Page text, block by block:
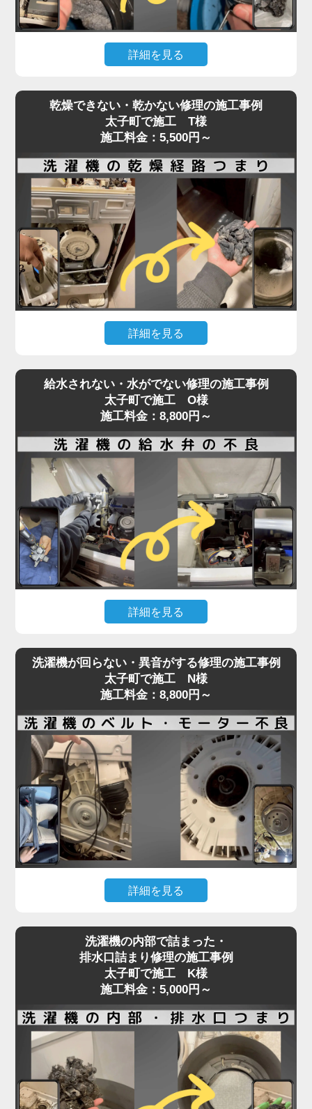
詳細を見る
くなった場合、内部に詰まった汚れや異物が原因で
あることが少なくありません。
排水口や排水フィルターの清掃で改善しない場合、
洗濯機内部のホースやポンプ部分に詰まりが起きて
いる可能性が高く、分解作業が必要となる専門的な
修理が求められます。実際の現場では、ホコリ・洗
剤カス・髪の毛などが固まり、水の流れを完全に塞
いでいることも。
排水エラーや脱水中の停止などの症状が出た場合、
無理に使用を続けるとモーターや基板の故障につな
がり、修理費用が高額になるリスクもあります。
「家電の達人」では、こうした内部詰まりの除去や
排水系統の点検・修理を最短即日で対応可能。
実に原因を特定し、適切な処置を行います。
排水・脱水のトラブルは、ぜひお早めにご相談くだ
乾燥できない・乾かない修理の施工事例
太子町で施工 T様
施工料金：5,500円～
詳細を見る
といった症状が出た場合、原因の多くは乾燥経路の
奥に溜まったホコリや汚れです。
フィルターを掃除しても改善しないときは、手の届
かない乾燥ダクト内部やヒートポンプ周辺に汚れが
詰まっている可能性が高く、自力での対応が難しい
状態です。
実際の現場では、数年分のホコリや繊維クズが乾燥
経路を完全に塞ぎ、熱風が循環できず乾燥が不完全
になるケースが多数見られます。
そのまま放置すると、ヒートポンプの故障や基板へ
の負担にもつながり、最悪の場合高額修理や買い替
えの原因にもなります。「家電の達人」では、ドラ
ム式洗濯機の乾燥不良トラブルに対し、分解による
ニングを実施。
最短即日対応で、内部の詰まりを根本から取り除
き、乾燥力をしっかり回復させます。
乾かないと感じたら、お早めにプロの手での点検・
洗浄をご検討ください。
給水されない・水がでない修理の施工事例
太子町で施工 O様
施工料金：8,800円～
詳細を見る
ロしか出ないといった症状は、「蛇口は開いている
のに洗濯が始まらない」状態として、多くのお客様
からご相談をいただくトラブルのひとつです。
この原因の多くは、洗濯機内部の給水弁（電磁弁）
に異常があることがほとんど。
経年劣化や水垢・異物による詰まり、内部のダイヤ
フラム部品の不良などが原因で、水の流れが制限さ
れてしまいます。
「家電の達人」では、こうした給水トラブルに対し
て、分解点検による給水弁の動作確認と部品交換を
行い、正常な給水機能を回復させます。
機種や年式に応じた適切な部品を使用し、交換では
なく清掃・調整で済むケースにも柔軟に対応。
ながり、家事全体がストップしてしまいます。水が
出ない・出方が弱いなどの違和感を感じたら、早め
にプロの点検をご依頼ください。
洗濯機が回らない・異音がする修理の施工事例
太子町で施工 N様
施工料金：8,800円～
詳細を見る
といった異音がする場合、Vベルトの劣化や緩み、
モーターの不具合が原因であることが多く見られま
返すと、ベルトやモーターに過剰な負荷がかかり、
新しい洗濯機であっても故障リスクが高まります。
ベルトの損傷は徐々に症状が現れることもあり、
「音はするけど回らない」「動きが不安定」といっ
た症状でご相談いただくケースも増えています。
洗濯機の内部で詰まった・
排水口詰まり修理の施工事例
太子町で施工 K様
施工料金：5,000円～